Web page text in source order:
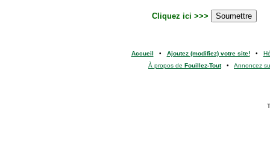
Cliquez ici >>>
Accueil • Ajoutez (modifiez) votre site!•
À propos de Fouillez-Tout• Annoncez